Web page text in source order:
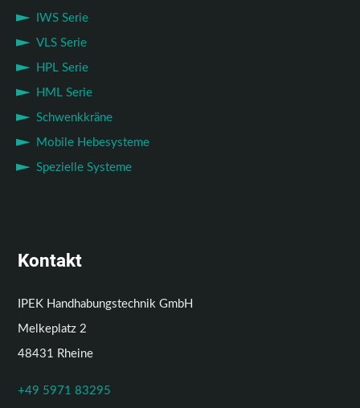
IWS Serie
VLS Serie
HPL Serie
HML Serie
Schwenkkräne
Mobile Hebesysteme
Spezielle Systeme
Kontakt
IPEK Handhabungstechnik GmbH
Melkeplatz 2
48431 Rheine
+49 5971 83295